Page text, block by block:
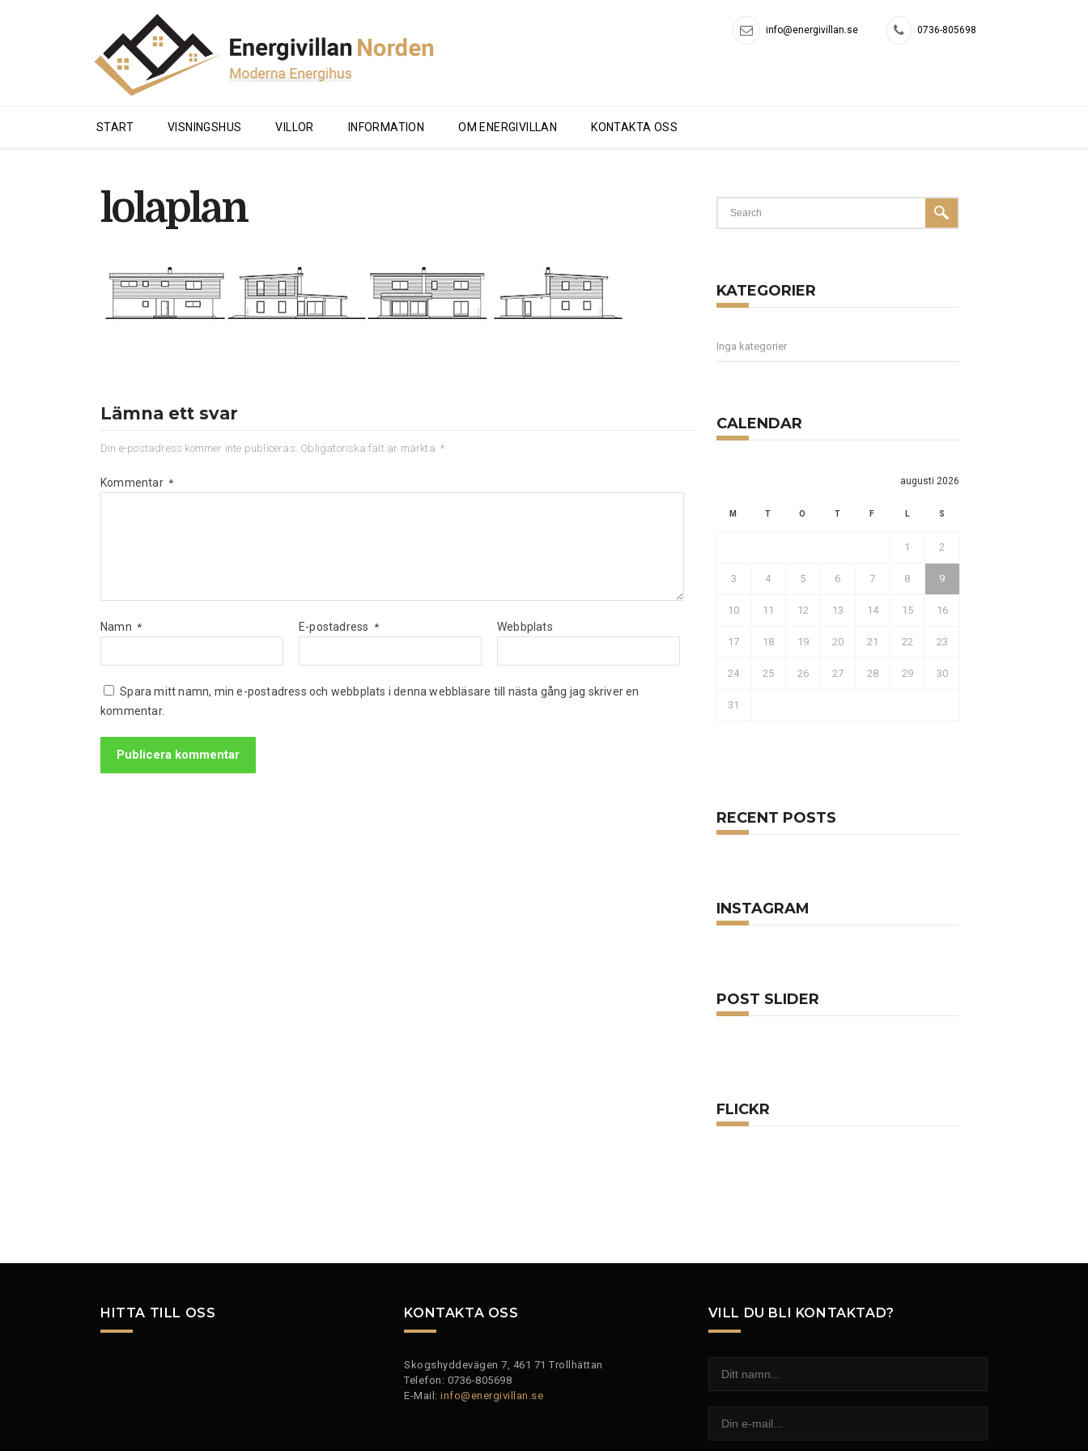
info@energivillan.se 0736-805698
START VISNINGSHUS VILLOR INFORMATION OM ENERGIVILLAN KONTAKTA OSS
lolaplan
Lämna ett svar
Din e-postadress kommer inte publiceras. Obligatoriska fält är märkta *
Kommentar *
Namn * E-postadress * Webbplats
Spara mitt namn, min e-postadress och webbplats i denna webbläsare till nästa gång jag skriver en
kommentar.
KATEGORIER
Inga kategorier
CALENDAR
augusti 2026
M T O T F L S
1 2
3 4 5 6 7 8 9
10 11 12 13 14 15 16
17 18 19 20 21 22 23
24 25 26 27 28 29 30
31
RECENT POSTS
INSTAGRAM
POST SLIDER
FLICKR
HITTA TILL OSS KONTAKTA OSS
Skogshyddevägen 7, 461 71 Trollhättan
Telefon: 0736-805698
E-Mail:info@energivillan.se
VILL DU BLI KONTAKTAD?